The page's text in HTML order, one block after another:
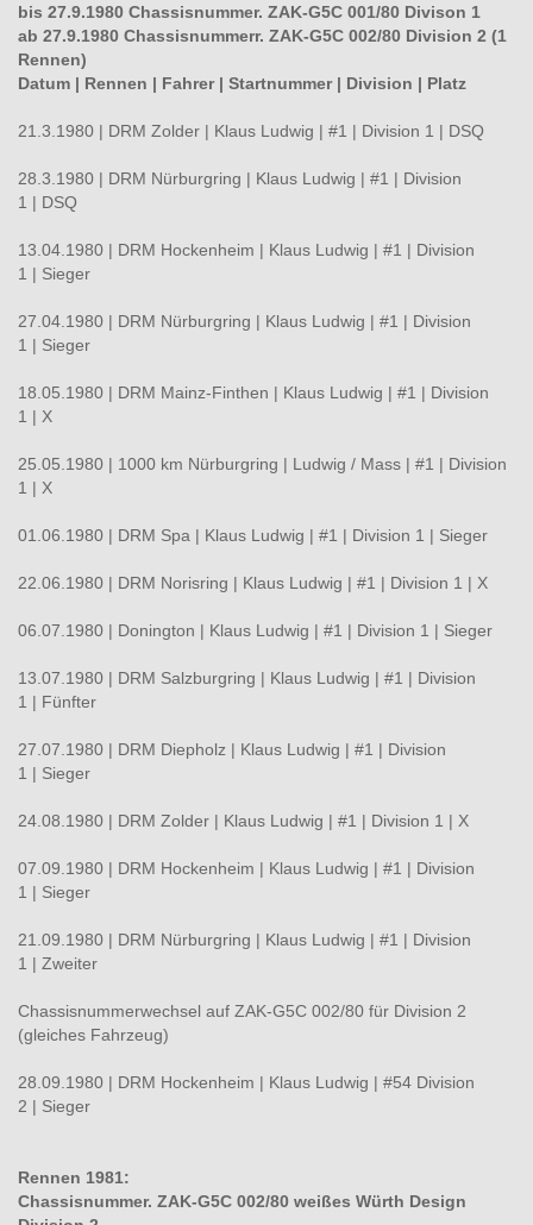
bis 27.9.1980 Chassisnummer. ZAK-G5C 001/80 Divison 1
ab 27.9.1980 Chassisnummerr. ZAK-G5C 002/80 Division 2 (1
Rennen)
Datum | Rennen | Fahrer | Startnummer| Division | Platz
21.3.1980 | DRM Zolder | Klaus Ludwig | #1 | Division 1 | DSQ
28.3.1980 | DRM Nürburgring | Klaus Ludwig | #1 | Division
1 | DSQ
13.04.1980 | DRM Hockenheim | Klaus Ludwig | #1 | Division
1 | Sieger
27.04.1980 | DRM Nürburgring | Klaus Ludwig | #1 | Division
1 | Sieger
18.05.1980 | DRM Mainz-Finthen | Klaus Ludwig | #1 | Division
1 | X
25.05.1980 | 1000 km Nürburgring | Ludwig / Mass | #1 | Division
1 | X
01.06.1980 | DRM Spa | Klaus Ludwig | #1 | Division 1 | Sieger
22.06.1980 | DRM Norisring | Klaus Ludwig | #1 | Division 1 | X
06.07.1980 | Donington | Klaus Ludwig | #1 | Division 1 | Sieger
13.07.1980 | DRM Salzburgring | Klaus Ludwig | #1 | Division
1 | Fünfter
27.07.1980 | DRM Diepholz | Klaus Ludwig | #1 | Division
1 | Sieger
24.08.1980 | DRM Zolder | Klaus Ludwig | #1 | Division 1 | X
07.09.1980 | DRM Hockenheim | Klaus Ludwig | #1 | Division
1 | Sieger
21.09.1980 | DRM Nürburgring | Klaus Ludwig | #1 | Division
1 | Zweiter
Chassisnummerwechsel auf ZAK-G5C 002/80 für Division 2
(gleiches Fahrzeug)
28.09.1980 | DRM Hockenheim | Klaus Ludwig | #54 Division
2 | Sieger
Rennen 1981:
Chassisnummer. ZAK-G5C 002/80 weißes Würth Design